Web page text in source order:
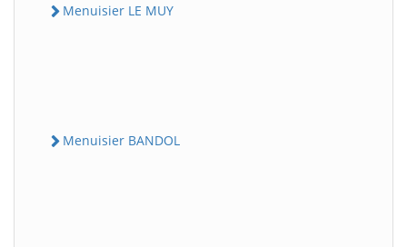
Menuisier LE MUY
Menuisier BANDOL